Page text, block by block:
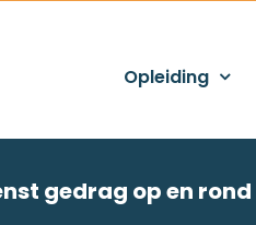
Opleiding
gedrag op en rond